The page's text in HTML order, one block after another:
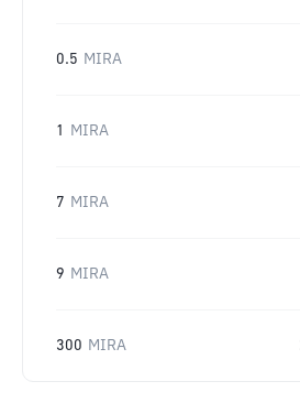
0.5 MIRA
1 MIRA
7 MIRA
9 MIRA
300 MIRA